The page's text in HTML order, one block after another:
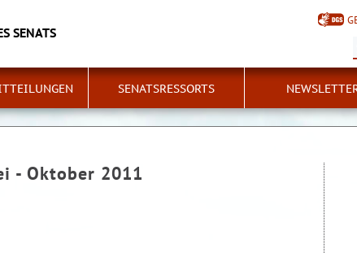
SENATS
SENATSRESSORTS
- Oktober 2011